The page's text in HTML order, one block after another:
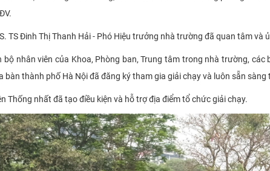
TS Đinh Thị Thanh Hải - Phó Hiệu trưởng nhà trường đã quan tâm và
bộ nhân viên của Khoa, Phòng ban, Trung tâm trong nhà trường,
bàn thành phố Hà Nội đã đăng ký tham gia giải chạy và luôn sẵn sàng
Thống nhất đã tạo điều kiện và hỗ trợ địa điểm tổ chức giải chạy.